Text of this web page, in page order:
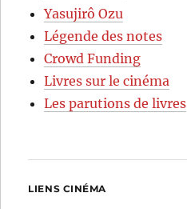
Yasujirô Ozu
Légende des notes
Crowd Funding
Livres sur le cinéma
Les parutions de livres
LIENS CINÉMA